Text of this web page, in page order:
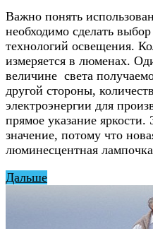
Важно понять
необходимо сделать
технологий освещения.
измеряется в люменах.
величине света
другой стороны,
электроэнергии для
прямое указание
значение, потому что
люминесцентная
Дальше